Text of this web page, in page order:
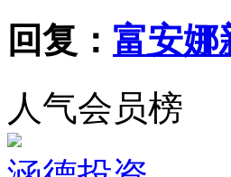
回复： 富安娜
人气会员榜